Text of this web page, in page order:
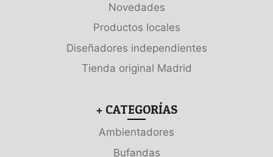
Novedades
Productos locales
Diseñadores independientes
Tienda original Madrid
+ CATEGORÍAS
Ambientadores
Bufandas